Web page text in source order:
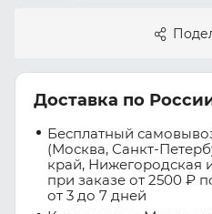
Доставка по
Бесплатный
(Москва, Санкт-
край, Нижегородская
при заказе от 2500 ₽
от 3 до 7 дней